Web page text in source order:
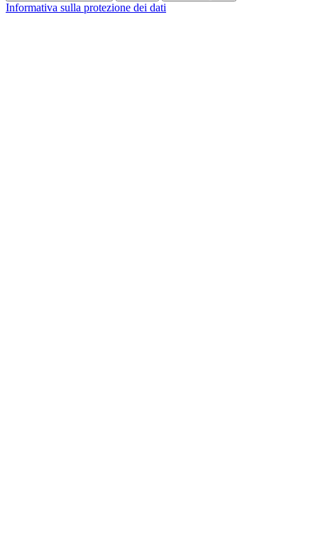
Informativa sulla protezione dei dati